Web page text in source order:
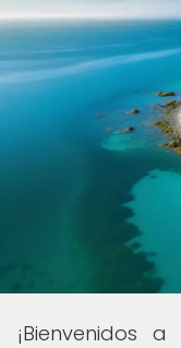
¡Bienvenidos a